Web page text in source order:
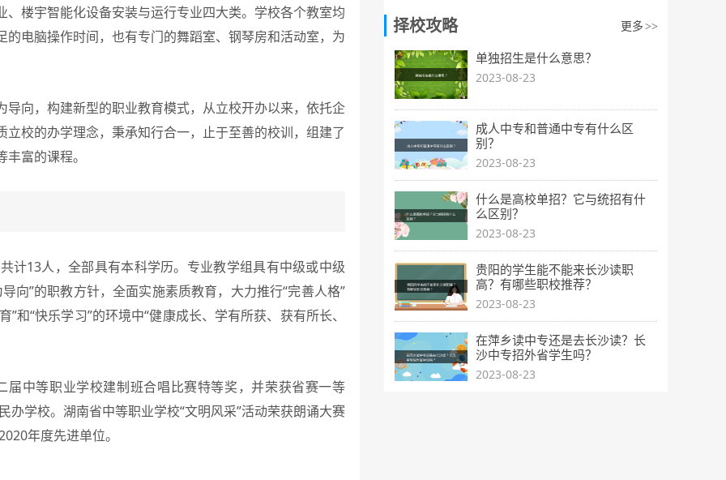
楼宇智能化设备安装与运行专业四大类。学校各个教室均
电脑操作时间，也有专门的舞蹈室、钢琴房和活动室，为
，构建新型的职业教育模式，从立校开办以来，依托企
校的办学理念，秉承知行合一，止于至善的校训，组建了
富的课程。
13人，全部具有本科学历。专业教学组具有中级或中级
向”的职教方针，全面实施素质教育，大力推行“完善人格”
和“快乐学习”的环境中“健康成长、学有所获、获有所长、
届中等职业学校建制班合唱比赛特等奖，并荣获省赛一等
学校。湖南省中等职业学校“文明风采”活动荣获朗诵大赛
年度先进单位。
择校攻略 更多 >>
单独招生是什么意思？
2023-08-23
成人中专和普通中专有什么区
别？
2023-08-23
什么是高校单招？它与统招有什
么区别？
2023-08-23
贵阳的学生能不能来长沙读职
高？有哪些职校推荐？
2023-08-23
在萍乡读中专还是去长沙读？长
沙中专招外省学生吗？
2023-08-23